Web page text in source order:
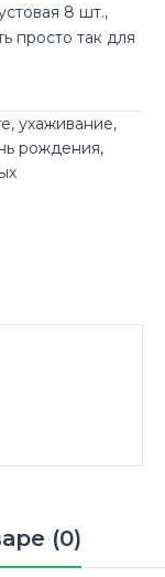
8 шт.,
просто так для
, ухаживание,
рождения,
(0)